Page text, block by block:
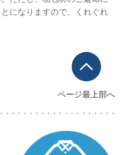
になりますので、くれぐれ
ページ最上部へ